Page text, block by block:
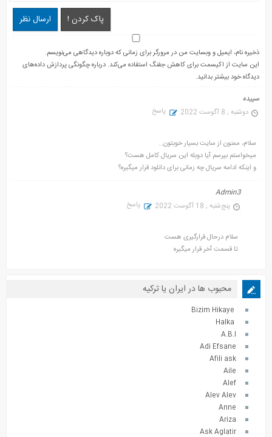
ارسال نظر پاک کردن !
ذخیره نام، ایمیل و وبسایت من در مرورگر برای زمانی که دوباره دیدگاهی می‌نویسم.
این سایت از اکیسمت برای کاهش جفنگ استفاده می‌کند.درباره چگونگی پردازش داده‌های
دیدگاه خود بیشتر بدانید.
سپیده
دوشنبه , 8 آگوست 2022
پاسخ
سلام، ممنون از سایت بسیار خوبتون…
میخواستم بپرسم آیا دوبله این سریال کامل هست؟
و اینکه ادامه سریال چه زمانی برای دانلود قرار میگیره؟
Admin3
پنج‌شنبه , 18 آگوست 2022
پاسخ
سلام درحال قرارگیری هست
تا قسمت آخر قرار میگیره
محبوب ها در ایران یا ترکیه
A.B.I
Adi Efsane
Afili ask
Aile
Alef
Alev Alev
Anne
Ariza
Ask Aglatir